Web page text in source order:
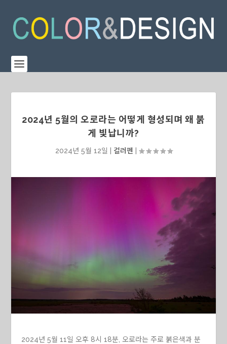
2024년 5월의 오로라는 어떻게 형성되며 왜 붉
게 빛납니까?
2024년 5월 12일 컬러펜
2024년 5월 11일 오후 8시 18분, 오로라는 주로 붉은색과 분